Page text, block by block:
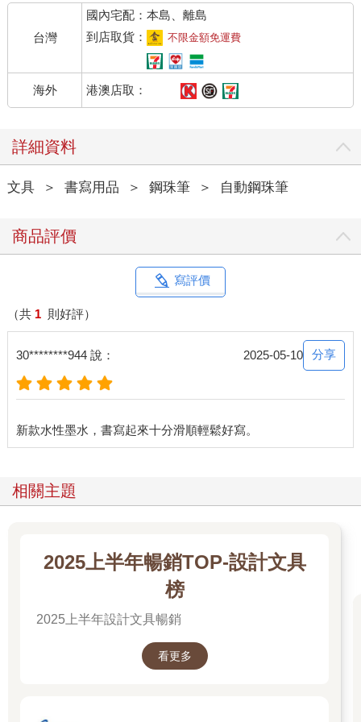
台灣
國內宅配：本島、離島
到店取貨：
不限金額免運費
海外 港澳店取：
詳細資料
文具 ＞ 書寫用品 ＞ 鋼珠筆 ＞ 自動鋼珠筆
商品評價
寫評價
（共 1 則好評）
30********944 說： 2025-05-10 分享
相關主題
2025上半年暢銷TOP-設計文具
榜
2025上半年設計文具暢銷
看更多